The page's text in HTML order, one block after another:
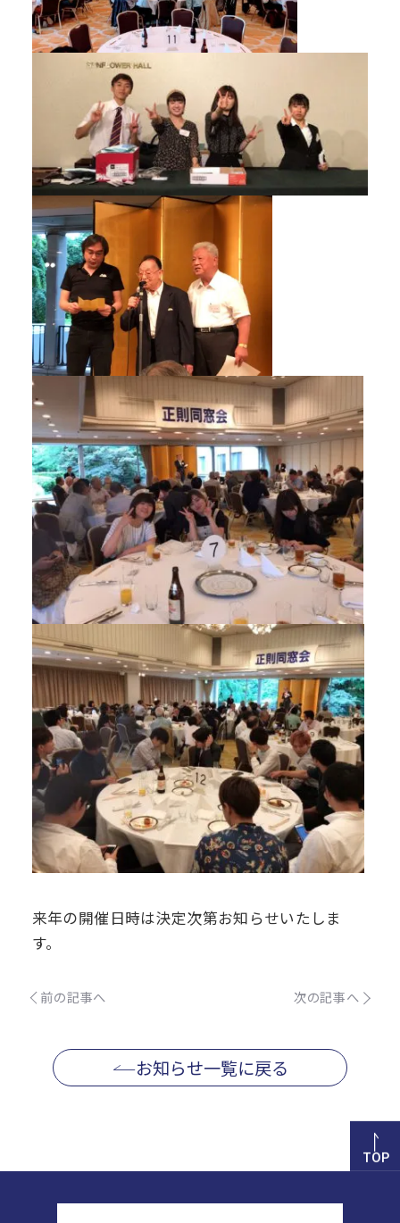
来年の開催日時は決定次第お知らせいたしま
す。
前の記事へ 次の記事へ
お知らせ一覧に戻る
TOP